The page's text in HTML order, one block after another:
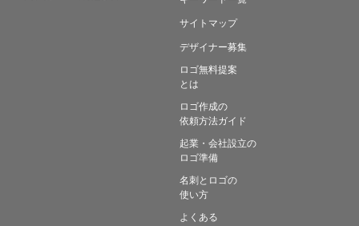
サイトマップ
デザイナー募集
ロゴ無料提案
とは
ロゴ作成の
依頼方法ガイド
起業・会社設立の
ロゴ準備
名刺とロゴの
使い方
よくある